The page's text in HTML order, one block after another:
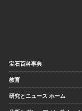
宝石百科事典
教育
研究とニュース ホーム